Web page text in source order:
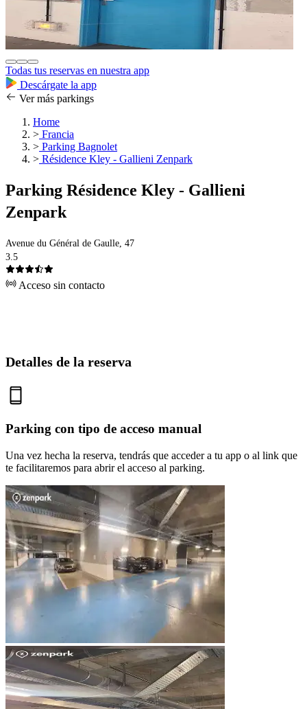
Todas tus reservas en nuestra app
Descárgate la app
Ver más parkings
Home
> Francia
> Parking Bagnolet
> Résidence Kley - Gallieni Zenpark
Parking Résidence Kley - Gallieni
Zenpark
Avenue du Général de Gaulle, 47
3.5
Acceso sin contacto
Detalles de la reserva
Parking con tipo de acceso manual
Una vez hecha la reserva, tendrás que acceder a tu app o al link que
te facilitaremos para abrir el acceso al parking.